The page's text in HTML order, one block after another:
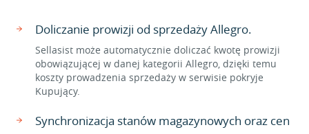
Doliczanie prowizji od sprzedaży Allegro.
Sellasist może automatycznie doliczać kwotę prowizji
obowiązującej w danej kategorii Allegro, dzięki temu
koszty prowadzenia sprzedaży w serwisie pokryje
Kupujący.
Synchronizacja stanów magazynowych oraz cen